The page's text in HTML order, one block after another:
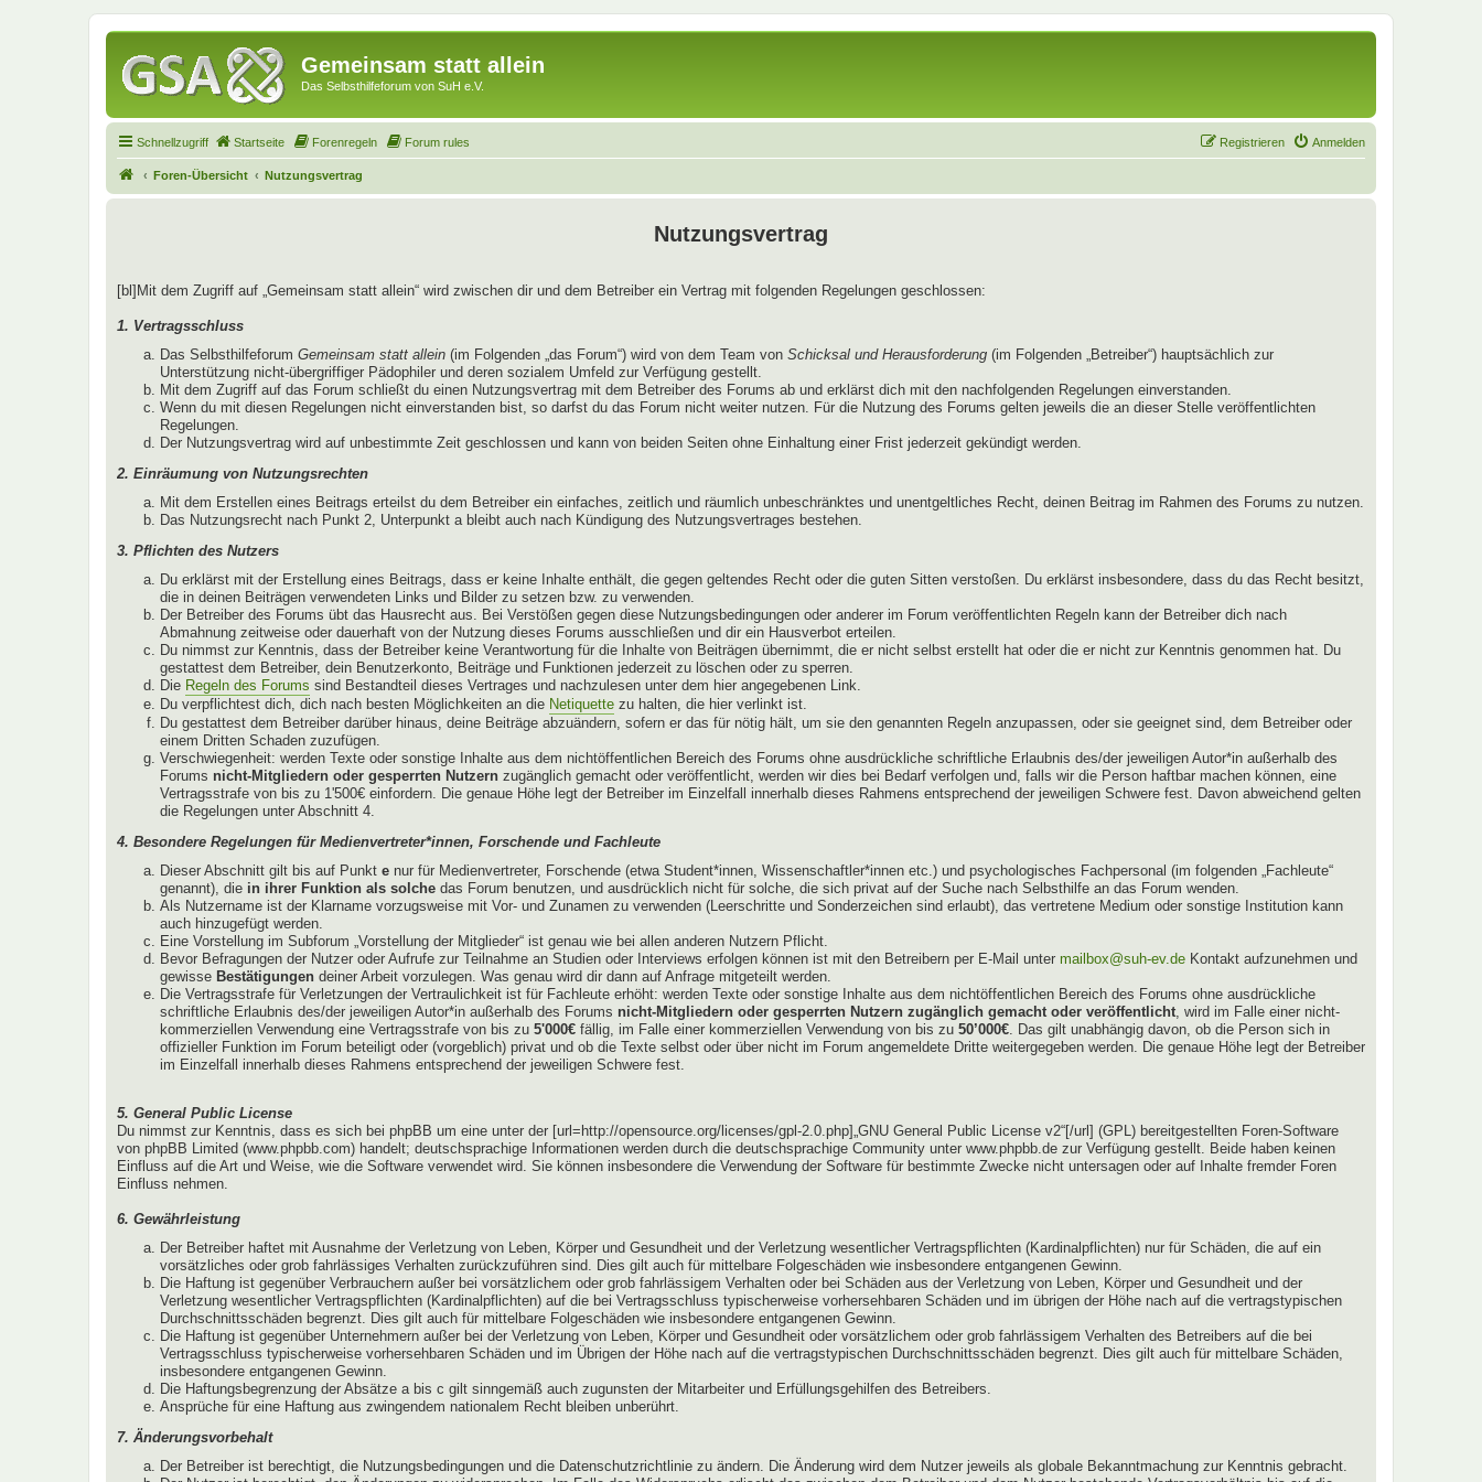
Gemeinsam statt allein
Das Selbsthilfeforum von SuH e.V.
Schnellzugriff Startseite Forenregeln Forum rules Anmelden
Registrieren
Foren-Übersicht Nutzungsvertrag
Nutzungsvertrag
[bl]Mit dem Zugriff auf „Gemeinsam statt allein“ wird zwischen dir und dem Betreiber ein Vertrag mit folgenden Regelungen geschlossen:
1. Vertragsschluss
Das Selbsthilfeforum Gemeinsam statt allein (im Folgenden „das Forum“) wird von dem Team von Schicksal und Herausforderung (im Folgenden „Betreiber“) hauptsächlich zur
Unterstützung nicht-übergriffiger Pädophiler und deren sozialem Umfeld zur Verfügung gestellt.
Mit dem Zugriff auf das Forum schließt du einen Nutzungsvertrag mit dem Betreiber des Forums ab und erklärst dich mit den nachfolgenden Regelungen einverstanden.
Wenn du mit diesen Regelungen nicht einverstanden bist, so darfst du das Forum nicht weiter nutzen. Für die Nutzung des Forums gelten jeweils die an dieser Stelle veröffentlichten
Regelungen.
Der Nutzungsvertrag wird auf unbestimmte Zeit geschlossen und kann von beiden Seiten ohne Einhaltung einer Frist jederzeit gekündigt werden.
2. Einräumung von Nutzungsrechten
Mit dem Erstellen eines Beitrags erteilst du dem Betreiber ein einfaches, zeitlich und räumlich unbeschränktes und unentgeltliches Recht, deinen Beitrag im Rahmen des Forums zu nutzen.
Das Nutzungsrecht nach Punkt 2, Unterpunkt a bleibt auch nach Kündigung des Nutzungsvertrages bestehen.
3. Pflichten des Nutzers
Du erklärst mit der Erstellung eines Beitrags, dass er keine Inhalte enthält, die gegen geltendes Recht oder die guten Sitten verstoßen. Du erklärst insbesondere, dass du das Recht besitzt,
die in deinen Beiträgen verwendeten Links und Bilder zu setzen bzw. zu verwenden.
Der Betreiber des Forums übt das Hausrecht aus. Bei Verstößen gegen diese Nutzungsbedingungen oder anderer im Forum veröffentlichten Regeln kann der Betreiber dich nach
Abmahnung zeitweise oder dauerhaft von der Nutzung dieses Forums ausschließen und dir ein Hausverbot erteilen.
Du nimmst zur Kenntnis, dass der Betreiber keine Verantwortung für die Inhalte von Beiträgen übernimmt, die er nicht selbst erstellt hat oder die er nicht zur Kenntnis genommen hat. Du
gestattest dem Betreiber, dein Benutzerkonto, Beiträge und Funktionen jederzeit zu löschen oder zu sperren.
Die Regeln des Forums sind Bestandteil dieses Vertrages und nachzulesen unter dem hier angegebenen Link.
Du verpflichtest dich, dich nach besten Möglichkeiten an die Netiquette zu halten, die hier verlinkt ist.
Du gestattest dem Betreiber darüber hinaus, deine Beiträge abzuändern, sofern er das für nötig hält, um sie den genannten Regeln anzupassen, oder sie geeignet sind, dem Betreiber oder
einem Dritten Schaden zuzufügen.
Verschwiegenheit: werden Texte oder sonstige Inhalte aus dem nichtöffentlichen Bereich des Forums ohne ausdrückliche schriftliche Erlaubnis des/der jeweiligen Autor*in außerhalb des
Forums nicht-Mitgliedern oder gesperrten Nutzern zugänglich gemacht oder veröffentlicht, werden wir dies bei Bedarf verfolgen und, falls wir die Person haftbar machen können, eine
Vertragsstrafe von bis zu 1'500€ einfordern. Die genaue Höhe legt der Betreiber im Einzelfall innerhalb dieses Rahmens entsprechend der jeweiligen Schwere fest. Davon abweichend gelten
die Regelungen unter Abschnitt 4.
4. Besondere Regelungen für Medienvertreter*innen, Forschende und Fachleute
Dieser Abschnitt gilt bis auf Punkt e nur für Medienvertreter, Forschende (etwa Student*innen, Wissenschaftler*innen etc.) und psychologisches Fachpersonal (im folgenden „Fachleute“
genannt), die in ihrer Funktion als solche das Forum benutzen, und ausdrücklich nicht für solche, die sich privat auf der Suche nach Selbsthilfe an das Forum wenden.
Als Nutzername ist der Klarname vorzugsweise mit Vor- und Zunamen zu verwenden (Leerschritte und Sonderzeichen sind erlaubt), das vertretene Medium oder sonstige Institution kann
auch hinzugefügt werden.
Eine Vorstellung im Subforum „Vorstellung der Mitglieder“ ist genau wie bei allen anderen Nutzern Pflicht.
Bevor Befragungen der Nutzer oder Aufrufe zur Teilnahme an Studien oder Interviews erfolgen können ist mit den Betreibern per E-Mail unter mailbox@suh-ev.de Kontakt aufzunehmen und
gewisse Bestätigungen deiner Arbeit vorzulegen. Was genau wird dir dann auf Anfrage mitgeteilt werden.
Die Vertragsstrafe für Verletzungen der Vertraulichkeit ist für Fachleute erhöht: werden Texte oder sonstige Inhalte aus dem nichtöffentlichen Bereich des Forums ohne ausdrückliche
schriftliche Erlaubnis des/der jeweiligen Autor*in außerhalb des Forums nicht-Mitgliedern oder gesperrten Nutzern zugänglich gemacht oder veröffentlicht, wird im Falle einer nicht-
kommerziellen Verwendung eine Vertragsstrafe von bis zu 5'000€ fällig, im Falle einer kommerziellen Verwendung von bis zu 50’000€. Das gilt unabhängig davon, ob die Person sich in
offizieller Funktion im Forum beteiligt oder (vorgeblich) privat und ob die Texte selbst oder über nicht im Forum angemeldete Dritte weitergegeben werden. Die genaue Höhe legt der Betreiber
im Einzelfall innerhalb dieses Rahmens entsprechend der jeweiligen Schwere fest.
5. General Public License
Du nimmst zur Kenntnis, dass es sich bei phpBB um eine unter der [url=http://opensource.org/licenses/gpl-2.0.php]„GNU General Public License v2“[/url] (GPL) bereitgestellten Foren-Software
von phpBB Limited (www.phpbb.com) handelt; deutschsprachige Informationen werden durch die deutschsprachige Community unter www.phpbb.de zur Verfügung gestellt. Beide haben keinen
Einfluss auf die Art und Weise, wie die Software verwendet wird. Sie können insbesondere die Verwendung der Software für bestimmte Zwecke nicht untersagen oder auf Inhalte fremder Foren
Einfluss nehmen.
6. Gewährleistung
Der Betreiber haftet mit Ausnahme der Verletzung von Leben, Körper und Gesundheit und der Verletzung wesentlicher Vertragspflichten (Kardinalpflichten) nur für Schäden, die auf ein
vorsätzliches oder grob fahrlässiges Verhalten zurückzuführen sind. Dies gilt auch für mittelbare Folgeschäden wie insbesondere entgangenen Gewinn.
Die Haftung ist gegenüber Verbrauchern außer bei vorsätzlichem oder grob fahrlässigem Verhalten oder bei Schäden aus der Verletzung von Leben, Körper und Gesundheit und der
Verletzung wesentlicher Vertragspflichten (Kardinalpflichten) auf die bei Vertragsschluss typischerweise vorhersehbaren Schäden und im übrigen der Höhe nach auf die vertragstypischen
Durchschnittsschäden begrenzt. Dies gilt auch für mittelbare Folgeschäden wie insbesondere entgangenen Gewinn.
Die Haftung ist gegenüber Unternehmern außer bei der Verletzung von Leben, Körper und Gesundheit oder vorsätzlichem oder grob fahrlässigem Verhalten des Betreibers auf die bei
Vertragsschluss typischerweise vorhersehbaren Schäden und im Übrigen der Höhe nach auf die vertragstypischen Durchschnittsschäden begrenzt. Dies gilt auch für mittelbare Schäden,
insbesondere entgangenen Gewinn.
Die Haftungsbegrenzung der Absätze a bis c gilt sinngemäß auch zugunsten der Mitarbeiter und Erfüllungsgehilfen des Betreibers.
Ansprüche für eine Haftung aus zwingendem nationalem Recht bleiben unberührt.
7. Änderungsvorbehalt
Der Betreiber ist berechtigt, die Nutzungsbedingungen und die Datenschutzrichtlinie zu ändern. Die Änderung wird dem Nutzer jeweils als globale Bekanntmachung zur Kenntnis gebracht.